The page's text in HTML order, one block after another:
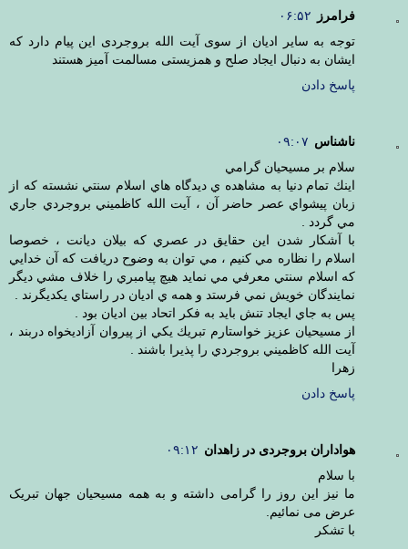
فرامرز
۰۶:۵۲
توجه به سایر ادیان از سوی آیت الله بروجردی این پیام دارد که
ایشان به دنبال ایجاد صلح و همزیستی مسالمت آمیز هستند
پاسخ دادن
ناشناس ۰۹:۰۷
سلام بر مسيحيان گرامي
اينك تمام دنيا به مشاهده ي ديدگاه هاي اسلام سنتي نشسته كه از
زبان پيشواي عصر حاضر آن ، آيت الله كاظميني بروجردي جاري
مي گردد .
با آشكار شدن اين حقايق در عصري كه بيلان ديانت ، خصوصا
اسلام را نظاره مي كنيم ، مي توان به وضوح دريافت كه آن خدايي
كه اسلام سنتي معرفي مي نمايد هيچ پيامبري را خلاف مشي ديگر
نمايندگان خويش نمي فرستد و همه ي اديان در راستاي يكديگرند .
پس به جاي ايجاد تنش بايد به فكر اتحاد بين اديان بود .
از مسيحيان عزيز خواستارم تبريك يكي از پيروان آزاديخواه دربند ،
آيت الله كاظميني بروجردي را پذيرا باشند .
زهرا
پاسخ دادن
هواداران بروجردی در زاهدان ۰۹:۱۲
با سلام
ما نیز این روز را گرامی داشته و به همه مسیحیان جهان تبریک
عرض می نمائیم.
با تشکر